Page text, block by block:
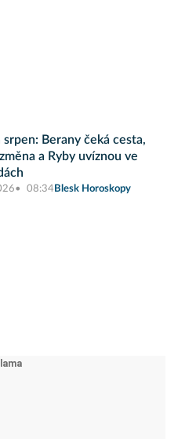
srpen: Berany čeká cesta,
a Ryby uvíznou ve
08:34 Blesk Horoskopy